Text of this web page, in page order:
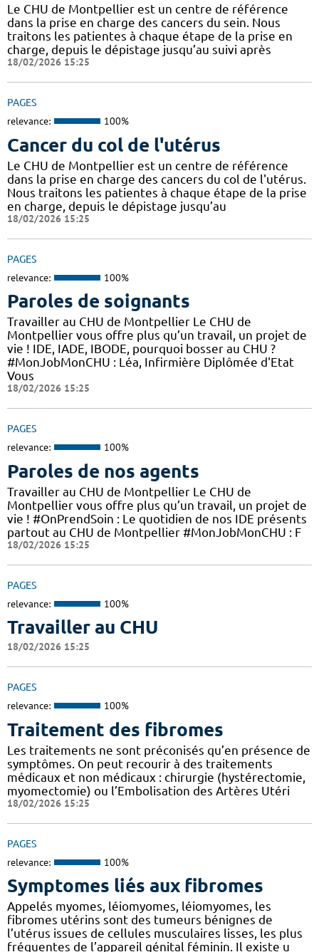
Le CHU de Montpellier est un centre de référence
dans la prise en charge des cancers du sein. Nous
traitons les patientes à chaque étape de la prise en
charge, depuis le dépistage jusqu’au suivi après
18/02/2026 15:25
PAGES
relevance: 100%
Cancer du col de l'utérus
Le CHU de Montpellier est un centre de référence
dans la prise en charge des cancers du col de l'utérus.
Nous traitons les patientes à chaque étape de la prise
en charge, depuis le dépistage jusqu’au
18/02/2026 15:25
PAGES
relevance: 100%
Paroles de soignants
Travailler au CHU de Montpellier Le CHU de
Montpellier vous offre plus qu’un travail, un projet de
vie ! IDE, IADE, IBODE, pourquoi bosser au CHU ?
#MonJobMonCHU : Léa, Infirmière Diplômée d'Etat
Vous
18/02/2026 15:25
PAGES
relevance: 100%
Paroles de nos agents
Travailler au CHU de Montpellier Le CHU de
Montpellier vous offre plus qu’un travail, un projet de
vie ! #OnPrendSoin : Le quotidien de nos IDE présents
partout au CHU de Montpellier #MonJobMonCHU : F
18/02/2026 15:25
PAGES
relevance: 100%
Travailler au CHU
18/02/2026 15:25
PAGES
relevance: 100%
Traitement des fibromes
Les traitements ne sont préconisés qu’en présence de
symptômes. On peut recourir à des traitements
médicaux et non médicaux : chirurgie (hystérectomie,
myomectomie) ou l’Embolisation des Artères Utéri
18/02/2026 15:25
PAGES
relevance: 100%
Symptomes liés aux fibromes
Appelés myomes, léiomyomes, léiomyomes, les
fibromes utérins sont des tumeurs bénignes de
l’utérus issues de cellules musculaires lisses, les plus
fréquentes de l’appareil génital féminin. Il existe u